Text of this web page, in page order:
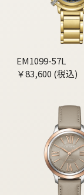
EM1099-57L
￥83,600 (税込)